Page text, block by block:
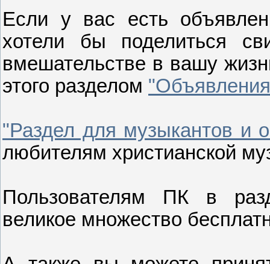
Если у вас есть
хотели бы поделиться
вмешательстве в вашу
этого разделом
"Раздел для музыкантов и
любителям христианской
Пользователям ПК в
великое множество